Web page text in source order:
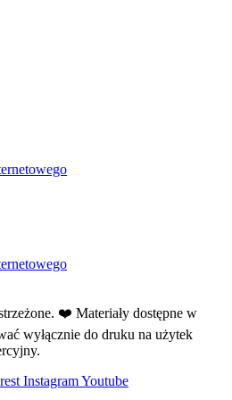
❤️ Materiały dostępne w
wyłącznie do druku na użytek
InstagramYoutube